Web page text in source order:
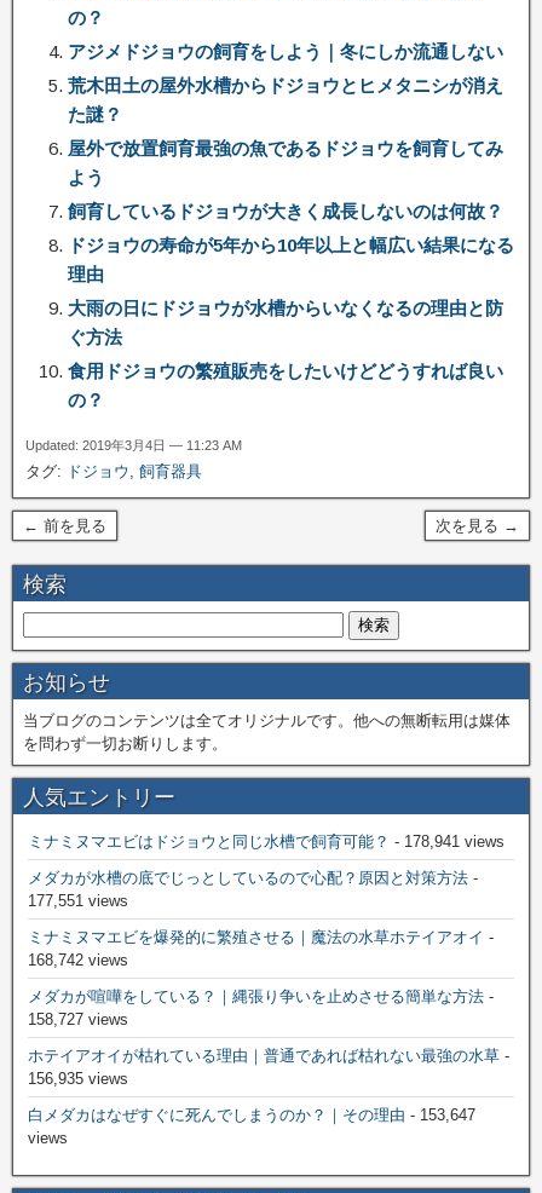
の？
アジメドジョウの飼育をしよう｜冬にしか流通しない
荒木田土の屋外水槽からドジョウとヒメタニシが消え
た謎？
屋外で放置飼育最強の魚であるドジョウを飼育してみ
よう
飼育しているドジョウが大きく成長しないのは何故？
ドジョウの寿命が5年から10年以上と幅広い結果になる
理由
大雨の日にドジョウが水槽からいなくなるの理由と防
ぐ方法
食用ドジョウの繁殖販売をしたいけどどうすれば良い
の？
Updated: 2019年3月4日 — 11:23 AM
タグ: ドジョウ , 飼育器具
← 前を見る 次を見る →
検索
お知らせ
当ブログのコンテンツは全てオリジナルです。他への無断転用は媒体
を問わず一切お断りします。
人気エントリー
ミナミヌマエビはドジョウと同じ水槽で飼育可能？ - 178,941 views
メダカが水槽の底でじっとしているので心配？原因と対策方法 -
177,551 views
ミナミヌマエビを爆発的に繁殖させる｜魔法の水草ホテイアオイ -
168,742 views
メダカが喧嘩をしている？｜縄張り争いを止めさせる簡単な方法 -
158,727 views
ホテイアオイが枯れている理由｜普通であれば枯れない最強の水草 -
156,935 views
白メダカはなぜすぐに死んでしまうのか？｜その理由 - 153,647
views